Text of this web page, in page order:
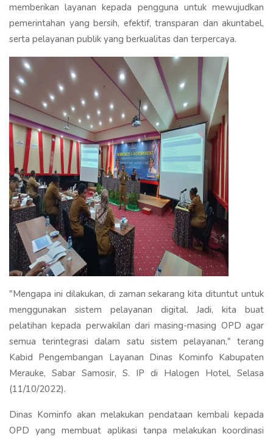
memberikan layanan kepada pengguna untuk mewujudkan
pemerintahan yang bersih, efektif, transparan dan akuntabel,
serta pelayanan publik yang berkualitas dan terpercaya.
"Mengapa ini dilakukan, di zaman sekarang kita dituntut untuk
menggunakan sistem pelayanan digital. Jadi, kita buat
pelatihan kepada perwakilan dari masing-masing OPD agar
semua terintegrasi dalam satu sistem pelayanan," terang
Kabid Pengembangan Layanan Dinas Kominfo Kabupaten
Merauke, Sabar Samosir, S. IP di Halogen Hotel, Selasa
(11/10/2022).
Dinas Kominfo akan melakukan pendataan kembali kepada
OPD yang membuat aplikasi tanpa melakukan koordinasi